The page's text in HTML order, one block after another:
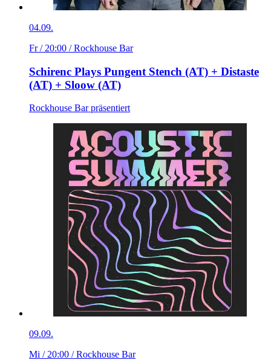
04.09.
Fr / 20:00 / Rockhouse Bar
Schirenc Plays Pungent Stench (AT) + Distaste
(AT) + Sloow (AT)
Rockhouse Bar präsentiert
09.09.
Mi / 20:00 / Rockhouse Bar